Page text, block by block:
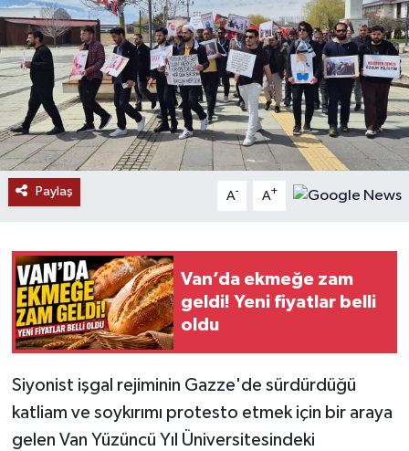
Paylaş A- A+
Van’da ekmeğe zam
geldi! Yeni fiyatlar belli
oldu
Siyonist işgal rejiminin Gazze'de sürdürdüğü
katliam ve soykırımı protesto etmek için bir araya
gelen Van Yüzüncü Yıl Üniversitesindeki